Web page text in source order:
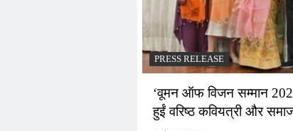
PRESS RELEASE
‘वूमन ऑफ विजन सम्मान
हुईं वरिष्ठ कवियत्री और